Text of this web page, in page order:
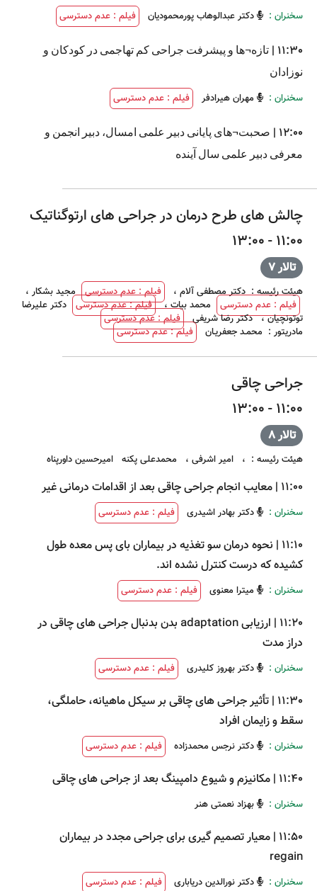
سخنران : دکتر عبدالوهاب پورمحمودیان فیلم : عدم دسترسی
11:30
| تازه¬ها و پیشرفت جراحی کم تهاجمی در کودکان و
نوزادان
سخنران :
مهران هیرادفر فیلم : عدم دسترسی
12:00
| صحبت¬های پایانی دبیر علمی امسال، دبیر انجمن و
معرفی دبیر علمی سال آینده
چالش های طرح درمان در جراحی های ارتوگناتیک
11:00 - 13:00
تالار 7
هیئت رئیسه : دکتر مصطفی آلام ، فیلم : عدم دسترسی مجید بشکار ،
فیلم : عدم دسترسی
محمد بیات ، فیلم : عدم دسترسی
دکتر علیرضا
توتونچیان ، دکتر رضا شریفی
فیلم : عدم دسترسی
مادریتور : محمـد جعفریـان فیلم : عدم دسترسی
جراحی چاقی
11:00 - 13:00
تالار 8
هیئت رئیسه : ، امیر اشرفی ، محمدعلی پکنه امیرحسین داورپناه
11:00
| معایب انجام جراحی چاقی بعد از اقدامات درمانی غیر
سخنران : دکتر بهادر اشیدری فیلم : عدم دسترسی
11:10
| نحوه درمان سو تغذیه در بیماران بای پس معده طول
کشیده که درست کنترل نشده اند.
سخنران : میترا معنوی فیلم : عدم دسترسی
11:20
|
ارزیابی adaptation بدن بدنبال جراحی های چاقی در
دراز مدت
سخنران : دکتر بهروز کلیدری فیلم : عدم دسترسی
11:30
| تأثیر جراحی های چاقی بر سیکل ماهیانه، حاملگی،
سقط و زایمان افراد
سخنران : دکتر نرجس محمدزاده فیلم : عدم دسترسی
11:40
| مکانیزم و شیوع دامپینگ بعد از جراحی های چاقی
سخنران : بهزاد نعمتی هنر
11:50
| معیار تصمیم گیری برای جراحی مجدد در بیماران
regain
سخنران : دکتر نورالدین دریاباری فیلم : عدم دسترسی